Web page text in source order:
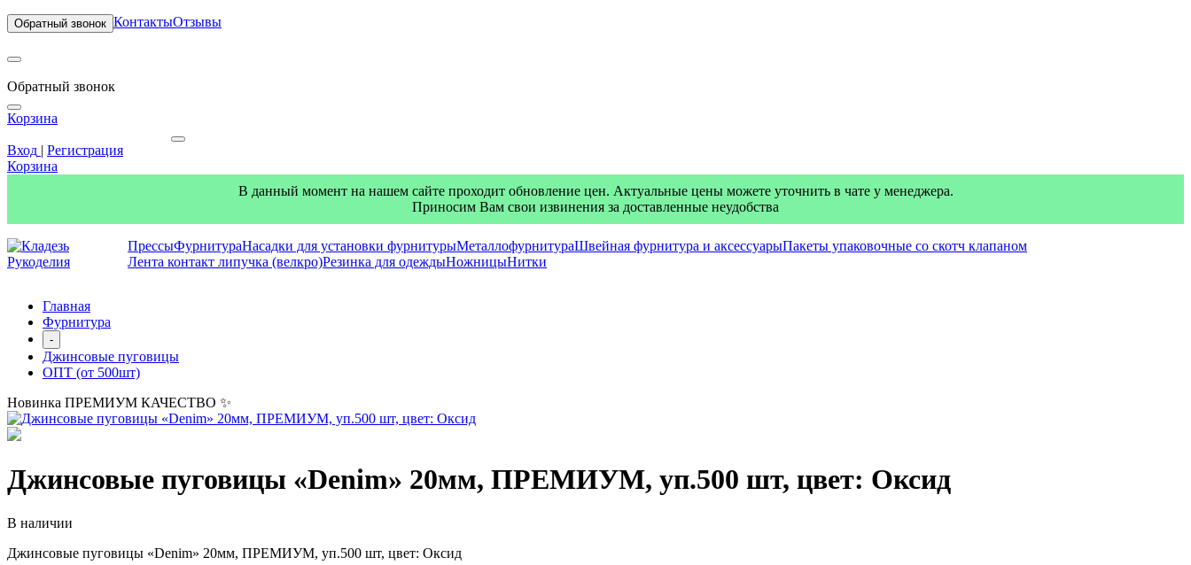
Обратный звонок КонтактыОтзывы
Обратный звонок
Корзина
Вход | Регистрация
Корзина
В данный момент на нашем сайте проходит обновление цен. Актуальные цены можете уточнить в чате у менеджера.
Приносим Вам свои извинения за доставленные неудобства
ПрессыФурнитураНасадки для установки фурнитурыМеталлофурнитураШвейная фурнитура и аксессуарыПакеты упаковочные со скотч клапаном
Лента контакт липучка (велкро)Резинка для одеждыНожницыНитки
Главная
Фурнитура
-
Джинсовые пуговицы
ОПТ (от 500шт)
Новинка ПРЕМИУМ КАЧЕСТВО ✨
Джинсовые пуговицы «Denim» 20мм, ПРЕМИУМ, уп.500 шт, цвет: Оксид
В наличии
Джинсовые пуговицы «Denim» 20мм, ПРЕМИУМ, уп.500 шт, цвет: Оксид